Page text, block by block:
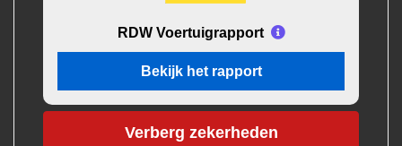
RDW Voertuigrapport
Bekijk het rapport
Verberg zekerheden